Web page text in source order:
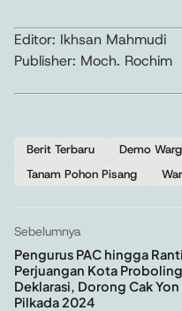
Editor: Ikhsan Mahmudi
Publisher: Moch. Rochim
Berit Terbaru Demo
Tanam Pohon Pisang
Sebelumnya
Pengurus PAC hingga
Perjuangan Kota
Deklarasi, Dorong Cak Yon
Pilkada 2024